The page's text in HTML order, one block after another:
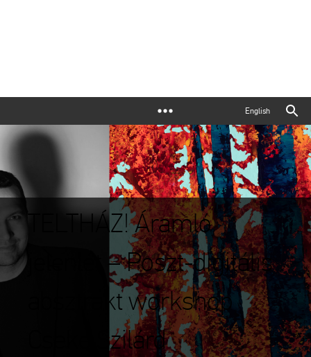
English
TELTHÁZ! Áramló
jelenlét – Poszt-digitális
absztrakt workshop
Cseke Szilárd